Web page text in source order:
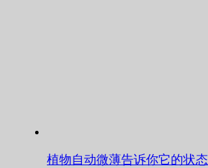
植物自动微薄告诉你它的状态